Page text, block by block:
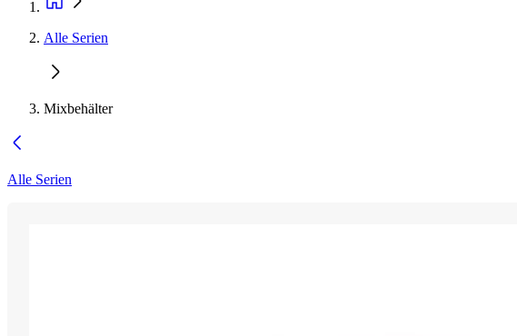
Alle Serien
Mixbehälter
Alle Serien